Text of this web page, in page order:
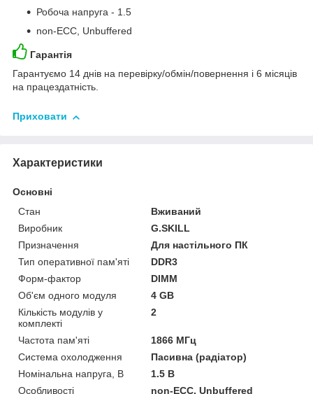
Робоча напруга - 1.5
non-ECC, Unbuffered
Гарантія
Гарантуємо 14 днів на перевірку/обмін/повернення і 6 місяців
на працездатність.
Приховати
Характеристики
Основні
Стан
Вживаний
Виробник
G.SKILL
Призначення
Для настільного ПК
Тип оперативної пам'яті
DDR3
Форм-фактор
DIMM
Об'єм одного модуля
4 GB
Кількість модулів у
комплекті
2
Частота пам'яті
1866 МГц
Система охолодження
Пасивна (радіатор)
Номінальна напруга, В
1.5 В
Особливості
non-ECC, Unbuffered